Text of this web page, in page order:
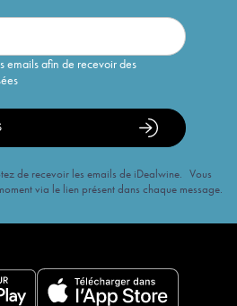
emails afin de recevoir des
de recevoir les emails de iDealwine. Vous
via le lien présent dans chaque message.